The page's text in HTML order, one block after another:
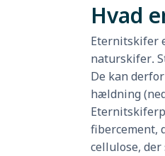
Hvad
Eternitskifer
naturskifer.
De kan
hældning
fibercement,
cellulose,